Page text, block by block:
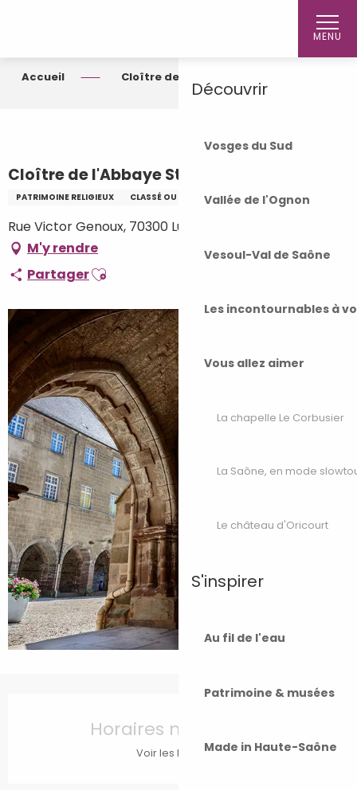
MENU
Découvrir
Vosges du Sud
Vallée de l'Ognon
Vesoul-Val de Saône
Les incontournables à
Vous allez aimer
La chapelle Le Corbusier
La Saône, en mode
Le château d'Oricourt
S'inspirer
Au fil de l'eau
Patrimoine & musées
Made in Haute-Saône
Accueil Cloître de l'Abbaye St Colomban
Cloître de l'Abbaye St Colomban
PATRIMOINE RELIGIEUX CLASSÉ OU INSCRIT (CNMHS) CLOÎTRE
Rue Victor Genoux, 70300 Luxeuil-les-Bains
M'y rendre
PartagerAjouter aux favoris
Horaires non définis
Voir les horaires